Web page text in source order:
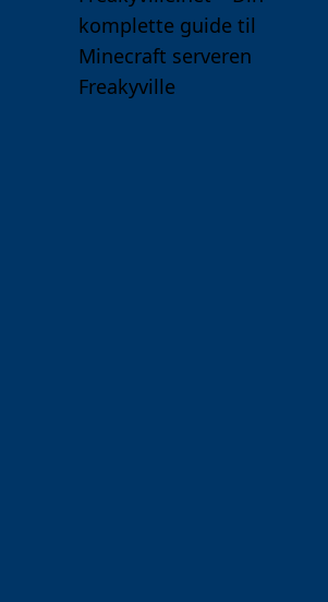
komplette guide til
Minecraft serveren
Freakyville